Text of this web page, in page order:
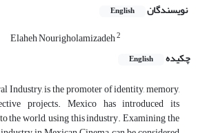
نویسندگان English
Elaheh Nourigholamizadeh2
چکیده English
Industry, is the promoter of identity, memory,
projects. Mexico has introduced its
the world, using this industry. Examining the